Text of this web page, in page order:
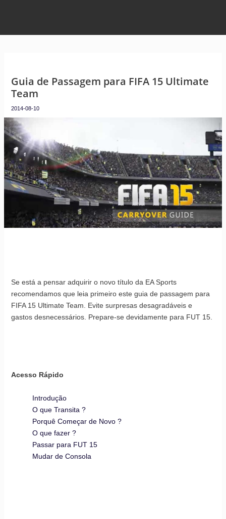
Guia de Passagem para FIFA 15 Ultimate
Team
2014-08-10
Se está a pensar adquirir o novo título da EA Sports
recomendamos que leia primeiro este guia de passagem para
FIFA 15 Ultimate Team. Evite surpresas desagradáveis e
gastos desnecessários. Prepare-se devidamente para FUT 15.
Acesso Rápido
Introdução
O que Transita ?
Porquê Começar de Novo ?
O que fazer ?
Passar para FUT 15
Mudar de Consola